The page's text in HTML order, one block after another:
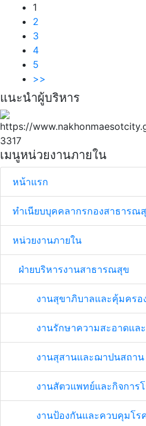
1
2
3
4
5
>>
แนะนำผู้บริหาร
เมนูหน่วยงานภายใน
หน้าแรก
ทำเนียบบุคคลากรกองสาธารณ
หน่วยงานภายใน
ฝ่ายบริหารงานสาธารณสุข
งานสุขาภิบาลและคุ้มครอ
งานรักษาความสะอาดแล
งานสุสานและฌาปนสถาน
งานสัตวแพทย์และกิจการ
งานป้องกันและควบคุมโร